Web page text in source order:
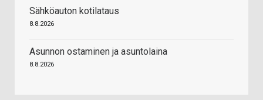
Sähköauton kotilataus
8.8.2026
Asunnon ostaminen ja asuntolaina
8.8.2026